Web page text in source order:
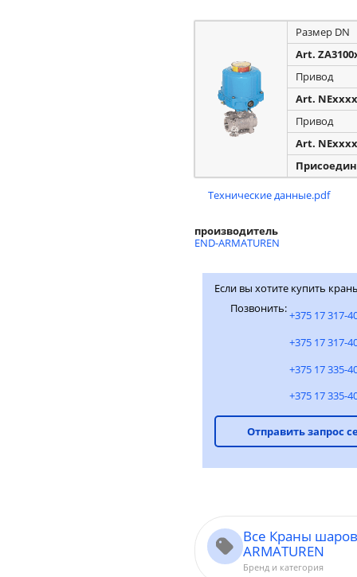
Размер DN
Art.
Привод
Art.
Привод
Art.
Технические данные.pdf
производитель
END-ARMATUREN
Если вы хотите купить
Позвонить:
+375 17 317-
+375 17 317-
+375 17 335-
+375 17 335-
Отправить запрос
Все Краны
ARMATUREN
Бренд и категория